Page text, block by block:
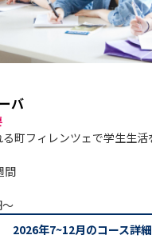
バ
町フィレンツェで学生生活
間
2026年7~12月のコース詳